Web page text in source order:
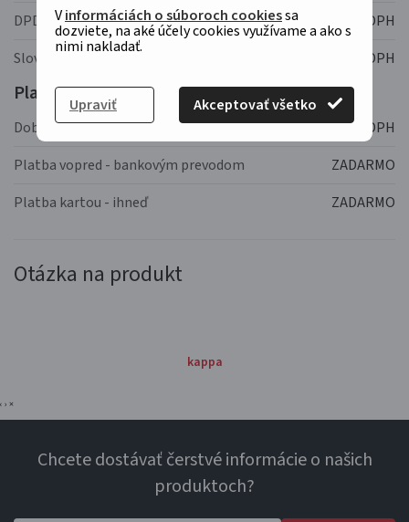
Vinformáciách o súboroch cookiessa
dozviete, na aké účely cookies využívame a ako s
nimi nakladať.
Upraviť Akceptovať všetko
DPD
14,50 EUR s DPH
Slovenská pošta - Expres kuriér na poštu
4,30 EUR s DPH
Platba:
Dobierka
1,67 EUR s DPH
Platba vopred - bankovým prevodom
ZADARMO
Platba kartou - ihneď
ZADARMO
Otázka na produkt
kappa
‹ › ×
Chcete dostávať čerstvé informácie o našich
produktoch?